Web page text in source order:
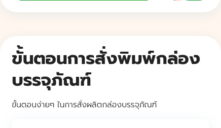
ขั้นตอนการสั่งพิมพ์กล่อง
บรรจุภัณฑ์
ขั้นตอนง่ายๆ ในการสั่งผลิตกล่องบรรจุภัณฑ์